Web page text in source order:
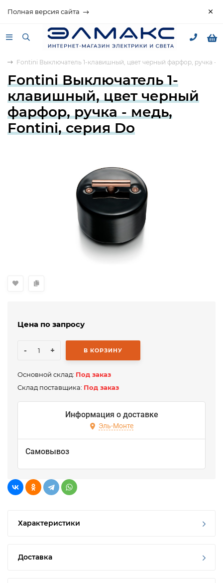
Полная версия сайта
Fontini Выключатель 1-клавишный, цвет черный фарфор, ручка -
Fontini Выключатель 1-
клавишный, цвет черный
фарфор, ручка - медь,
Fontini, серия Do
Цена по запросу
- + В КОРЗИНУ
Основной склад: Под заказ
Склад поставщика: Под заказ
Информация о доставке
Эль-Монте
Самовывоз
Характеристики
Доставка